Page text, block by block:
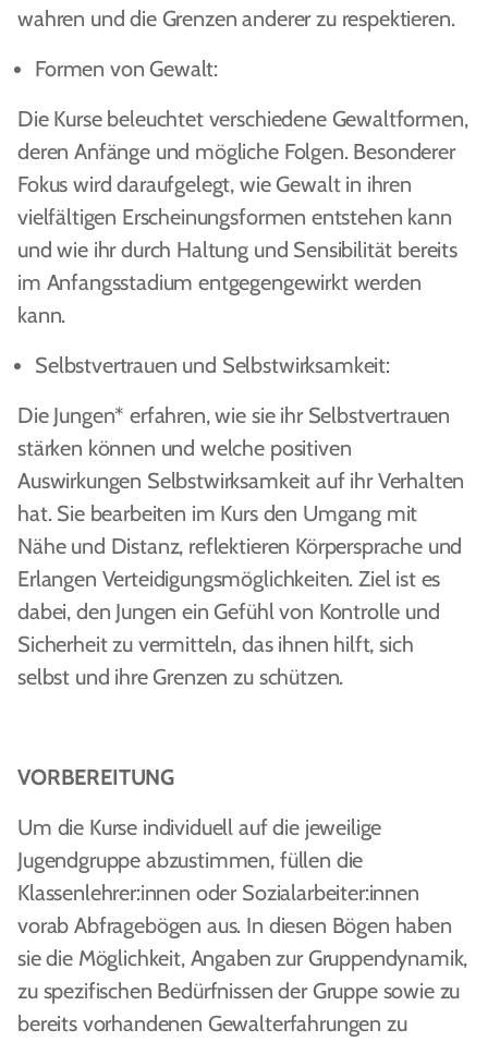
wahren und die Grenzen anderer zu respektieren.
Formen von Gewalt:
Die Kurse beleuchtet verschiedene Gewaltformen,
deren Anfänge und mögliche Folgen. Besonderer
Fokus wird daraufgelegt, wie Gewalt in ihren
vielfältigen Erscheinungsformen entstehen kann
und wie ihr durch Haltung und Sensibilität bereits
im Anfangsstadium entgegengewirkt werden
kann.
Selbstvertrauen und Selbstwirksamkeit:
Die Jungen* erfahren, wie sie ihr Selbstvertrauen
stärken können und welche positiven
Auswirkungen Selbstwirksamkeit auf ihr Verhalten
hat. Sie bearbeiten im Kurs den Umgang mit
Nähe und Distanz, reflektieren Körpersprache und
Erlangen Verteidigungsmöglichkeiten. Ziel ist es
dabei, den Jungen ein Gefühl von Kontrolle und
Sicherheit zu vermitteln, das ihnen hilft, sich
selbst und ihre Grenzen zu schützen.
VORBEREITUNG
Um die Kurse individuell auf die jeweilige
Jugendgruppe abzustimmen, füllen die
Klassenlehrer:innen oder Sozialarbeiter:innen
vorab Abfragebögen aus. In diesen Bögen haben
sie die Möglichkeit, Angaben zur Gruppendynamik,
zu spezifischen Bedürfnissen der Gruppe sowie zu
bereits vorhandenen Gewalterfahrungen zu